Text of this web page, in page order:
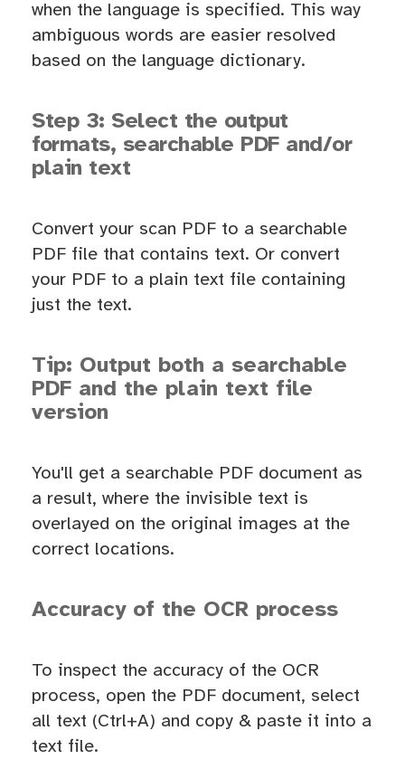
when the language is specified. This way
ambiguous words are easier resolved
based on the language dictionary.
Step 3: Select the output
formats, searchable PDF and/or
plain text
Convert your scan PDF to a searchable
PDF file that contains text. Or convert
your PDF to a plain text file containing
just the text.
Tip: Output both a searchable
PDF and the plain text file
version
You'll get a searchable PDF document as
a result, where the invisible text is
overlayed on the original images at the
correct locations.
Accuracy of the OCR process
To inspect the accuracy of the OCR
process, open the PDF document, select
all text (Ctrl+A) and copy & paste it into a
text file.